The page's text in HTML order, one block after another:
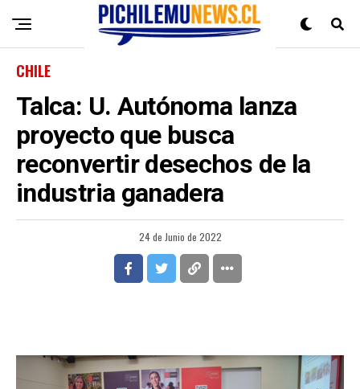
CHILE
Talca: U. Autónoma lanza
proyecto que busca
reconvertir desechos de la
industria ganadera
24 de Junio de 2022